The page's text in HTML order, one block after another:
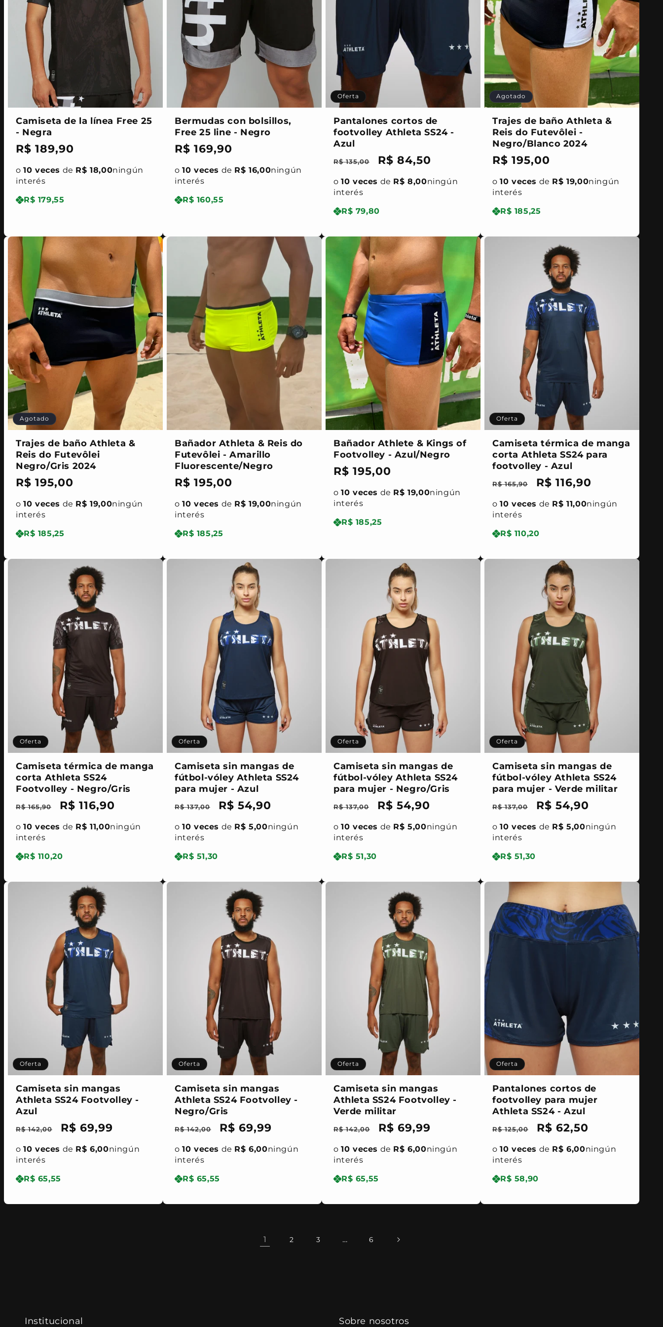
Camiseta de la línea Free 25
- Negra
Precio
habitual
R$ 189,90
o10 veces de R$ 18,00ningún
interés
R$ 179,55
Bermudas con bolsillos,
Free 25 line - Negro
Precio
habitual
R$ 169,90
o10 veces de R$ 16,00ningún
interés
R$ 160,55
Oferta
Pantalones cortos de
footvolley Athleta SS24 -
Azul
Precio
habitual
R$ 135,00
Precio
de
R$ 84,50
o10 veces de R$ 8,00ningún
interés
R$ 79,80
Agotado
Trajes de baño Athleta &
Reis do Futevôlei -
Negro/Blanco 2024
Precio
habitual
R$ 195,00
o10 veces de R$ 19,00ningún
interés
R$ 185,25
Agotado
Trajes de baño Athleta &
Reis do Futevôlei
Negro/Gris 2024
Precio
habitual
R$ 195,00
o10 veces de R$ 19,00ningún
interés
R$ 185,25
Bañador Athleta & Reis do
Futevôlei - Amarillo
Fluorescente/Negro
Precio
habitual
R$ 195,00
o10 veces de R$ 19,00ningún
interés
R$ 185,25
Bañador Athlete & Kings of
Footvolley - Azul/Negro
Precio
habitual
R$ 195,00
o10 veces de R$ 19,00ningún
interés
R$ 185,25
Oferta
Camiseta térmica de manga
corta Athleta SS24 para
footvolley - Azul
Precio
habitual
R$ 165,90
Precio
de
R$ 116,90
o10 veces de R$ 11,00ningún
interés
R$ 110,20
Oferta
Camiseta térmica de manga
corta Athleta SS24
Footvolley - Negro/Gris
Precio
habitual
R$ 165,90
Precio
de
R$ 116,90
o10 veces de R$ 11,00ningún
interés
R$ 110,20
Oferta
Camiseta sin mangas de
fútbol-vóley Athleta SS24
para mujer - Azul
Precio
habitual
R$ 137,00
Precio
de
R$ 54,90
o10 veces de R$ 5,00ningún
interés
R$ 51,30
Oferta
Camiseta sin mangas de
fútbol-vóley Athleta SS24
para mujer - Negro/Gris
Precio
habitual
R$ 137,00
Precio
de
R$ 54,90
o10 veces de R$ 5,00ningún
interés
R$ 51,30
Oferta
Camiseta sin mangas de
fútbol-vóley Athleta SS24
para mujer - Verde militar
Precio
habitual
R$ 137,00
Precio
de
R$ 54,90
o10 veces de R$ 5,00ningún
interés
R$ 51,30
Oferta
Camiseta sin mangas
Athleta SS24 Footvolley -
Azul
Precio
habitual
R$ 142,00
Precio
de
R$ 69,99
o10 veces de R$ 6,00ningún
interés
R$ 65,55
Oferta
Camiseta sin mangas
Athleta SS24 Footvolley -
Negro/Gris
Precio
habitual
R$ 142,00
Precio
de
R$ 69,99
o10 veces de R$ 6,00ningún
interés
R$ 65,55
Oferta
Camiseta sin mangas
Athleta SS24 Footvolley -
Verde militar
Precio
habitual
R$ 142,00
Precio
de
R$ 69,99
o10 veces de R$ 6,00ningún
interés
R$ 65,55
Oferta
Pantalones cortos de
footvolley para mujer
Athleta SS24 - Azul
Precio
habitual
R$ 125,00
Precio
de
R$ 62,50
o10 veces de R$ 6,00ningún
interés
R$ 58,90
1 2 3 … 6
Institucional Sobre nosotros